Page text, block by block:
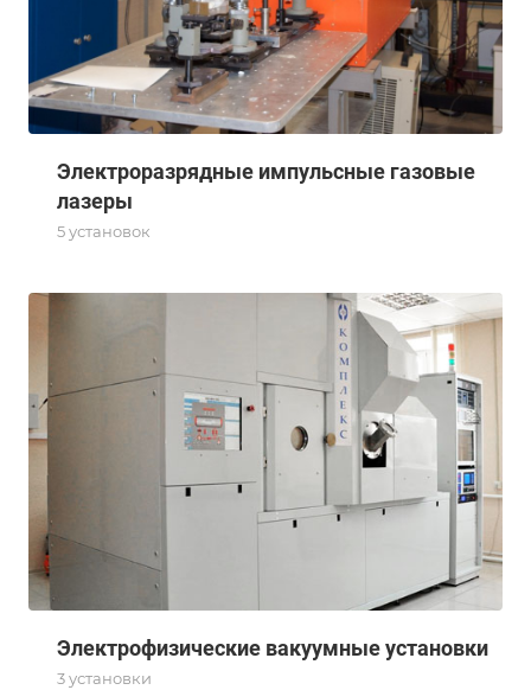
Электроразрядные импульсные газовые
лазеры
5 установок
Электрофизические вакуумные установки
3 установки